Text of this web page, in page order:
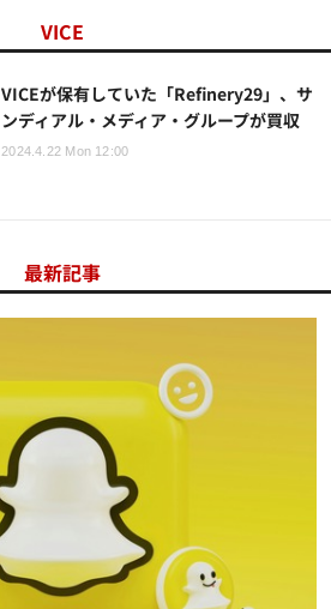
VICE
VICEが保有していた「Refinery29」、サ
ンディアル・メディア・グループが買収
2024.4.22 Mon 12:00
最新記事